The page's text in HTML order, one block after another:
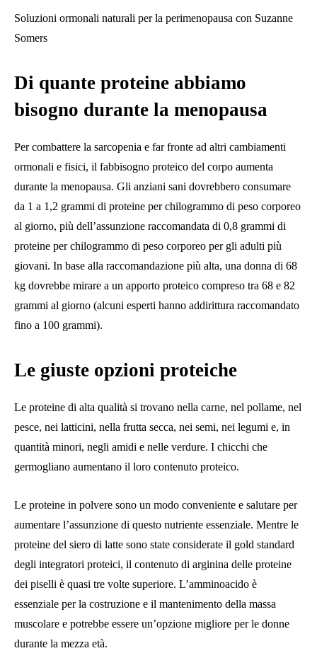
Soluzioni ormonali naturali per la perimenopausa con Suzanne
Somers
Di quante proteine ​​abbiamo
bisogno durante la menopausa
Per combattere la sarcopenia e far fronte ad altri cambiamenti
ormonali e fisici, il fabbisogno proteico del corpo aumenta
durante la menopausa. Gli anziani sani dovrebbero consumare
da 1 a 1,2 grammi di proteine ​​per chilogrammo di peso corporeo
al giorno, più dell’assunzione raccomandata di 0,8 grammi di
proteine ​​per chilogrammo di peso corporeo per gli adulti più
giovani. In base alla raccomandazione più alta, una donna di 68
kg dovrebbe mirare a un apporto proteico compreso tra 68 e 82
grammi al giorno (alcuni esperti hanno addirittura raccomandato
fino a 100 grammi).
Le giuste opzioni proteiche
Le proteine ​​di alta qualità si trovano nella carne, nel pollame, nel
pesce, nei latticini, nella frutta secca, nei semi, nei legumi e, in
quantità minori, negli amidi e nelle verdure. I chicchi che
germogliano aumentano il loro contenuto proteico.
Le proteine ​​in polvere sono un modo conveniente e salutare per
aumentare l’assunzione di questo nutriente essenziale. Mentre le
proteine ​​del siero di latte sono state considerate il gold standard
degli integratori proteici, il contenuto di arginina delle proteine ​​
dei piselli è quasi tre volte superiore. L’amminoacido è
essenziale per la costruzione e il mantenimento della massa
muscolare e potrebbe essere un’opzione migliore per le donne
durante la mezza età.